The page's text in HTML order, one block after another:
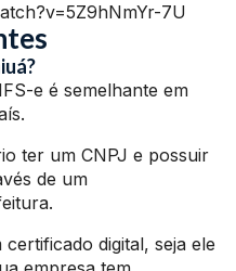
7U
e é semelhante em
ter um CNPJ e possuir
de um
digital, seja ele